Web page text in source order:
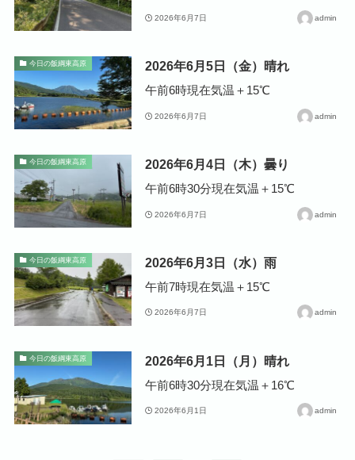
2026年6月7日 admin
今日の飯綱東高原 2026年6月5日（金）晴れ
午前6時現在気温＋15℃
2026年6月7日 admin
今日の飯綱東高原 2026年6月4日（木）曇り
午前6時30分現在気温＋15℃
2026年6月7日 admin
今日の飯綱東高原 2026年6月3日（水）雨
午前7時現在気温＋15℃
2026年6月7日 admin
今日の飯綱東高原 2026年6月1日（月）晴れ
午前6時30分現在気温＋16℃
2026年6月1日 admin